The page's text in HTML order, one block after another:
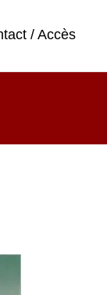
/ Accès